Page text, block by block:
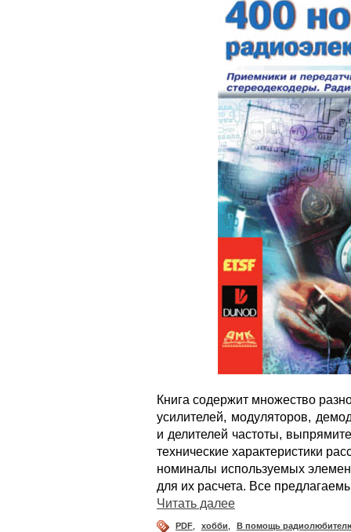
Книга содержит множество
усилителей, модуляторов,
и делителей частоты,
технические характеристики
номиналы используемых
для их расчета. Все
Читать далее
PDF хобби В помощь